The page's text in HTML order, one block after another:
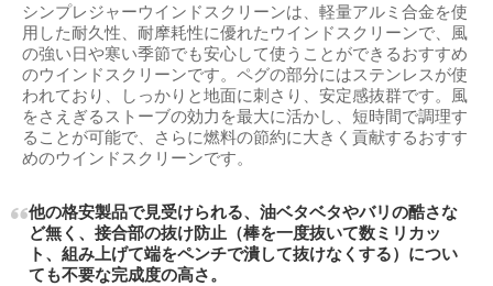
シンプレジャーウインドスクリーンは、軽量アルミ合金を使
用した耐久性、耐摩耗性に優れたウインドスクリーンで、風
の強い日や寒い季節でも安心して使うことができるおすすめ
のウインドスクリーンです。ペグの部分にはステンレスが使
われており、しっかりと地面に刺さり、安定感抜群です。風
をさえぎるストーブの効力を最大に活かし、短時間で調理す
ることが可能で、さらに燃料の節約に大きく貢献するおすす
めのウインドスクリーンです。
他の格安製品で見受けられる、油ベタベタやバリの酷さな
ど無く、接合部の抜け防止（棒を一度抜いて数ミリカッ
ト、組み上げて端をペンチで潰して抜けなくする）につい
ても不要な完成度の高さ。